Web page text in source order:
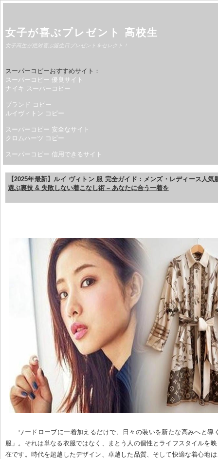
女子が喜ぶプレゼント 高校生
女子高生が絶対喜ぶ誕生日プレゼントをセレクト！
スーパーコピーおすすめサイト：
スーパーコピー 優良サイト
ナイキ スーパーコピー
ブランド コピー
ルイヴィトン コピー
スーパーコピー 安全なサイト
クロムハーツ コピー
スーパーコピー 信用できるサイト
【2025年最新】ルイ ヴィトン 服 完全ガイド：メンズ・レディース人気
選ぶ裏技 & 失敗しない着こなし術 – あなたに合う一着を
ワードローブに一着加えるだけで、日々の装いを新たな高みへと導
服」。それは単なる衣服ではなく、まとう人の個性とライフスタイルを
在です。時代を超越したデザイン、卓越した品質、そして快適な着心地